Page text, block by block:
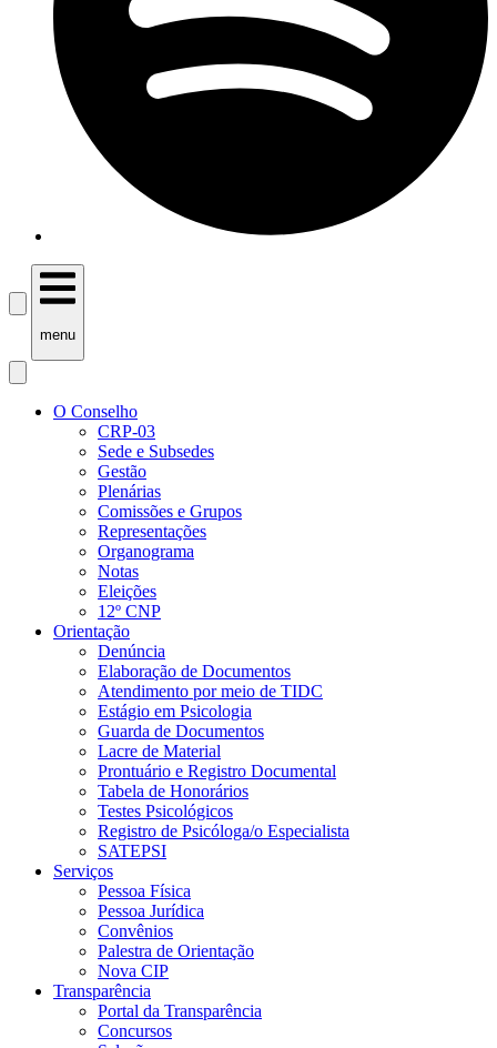
menu
O Conselho
CRP-03
Sede e Subsedes
Gestão
Plenárias
Comissões e Grupos
Representações
Organograma
Notas
Eleições
12º CNP
Orientação
Denúncia
Elaboração de Documentos
Atendimento por meio de TIDC
Estágio em Psicologia
Guarda de Documentos
Lacre de Material
Prontuário e Registro Documental
Tabela de Honorários
Testes Psicológicos
Registro de Psicóloga/o Especialista
SATEPSI
Serviços
Pessoa Física
Pessoa Jurídica
Convênios
Palestra de Orientação
Nova CIP
Transparência
Portal da Transparência
Concursos